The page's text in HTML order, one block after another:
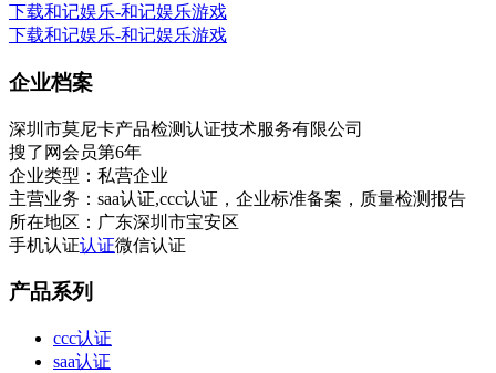
下载和记娱乐-和记娱乐游戏
下载和记娱乐-和记娱乐游戏
企业档案
深圳市莫尼卡产品检测认证技术服务有限公司
搜了网会员第6年
企业类型： 私营企业
主营业务： saa认证,ccc认证，企业标准备案，质量检测报告
所在地区： 广东深圳市宝安区
手机认证认证微信认证
产品系列
ccc认证
saa认证